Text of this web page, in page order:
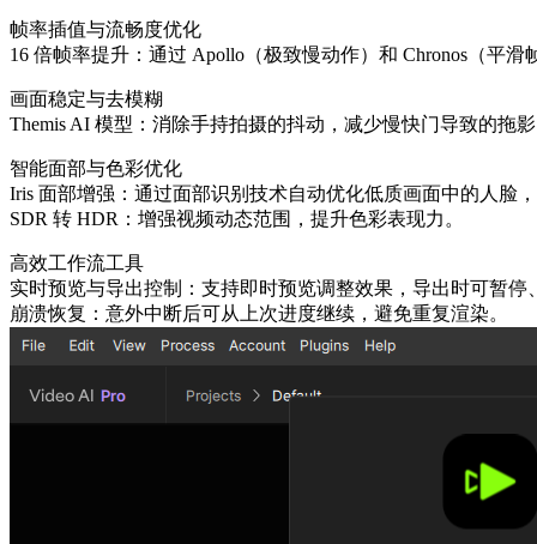
帧率插值与流畅度优化
16 倍帧率提升：通过 Apollo（极致慢动作）和 Chronos（平
画面稳定与去模糊
Themis AI 模型：消除手持拍摄的抖动，减少慢快门导致的拖
智能面部与色彩优化
Iris 面部增强：通过面部识别技术自动优化低质画面中的人脸
SDR 转 HDR：增强视频动态范围，提升色彩表现力。
高效工作流工具
实时预览与导出控制：支持即时预览调整效果，导出时可暂
崩溃恢复：意外中断后可从上次进度继续，避免重复渲染。